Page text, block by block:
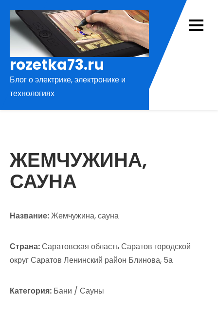
содержимому
rozetka73.ru
Блог о электрике, электронике и
технологиях
ЖЕМЧУЖИНА,
САУНА
Название:Жемчужина, сауна
Страна:Саратовская область Саратов городской
округ Саратов Ленинский район Блинова, 5а
Категория: Бани / Сауны